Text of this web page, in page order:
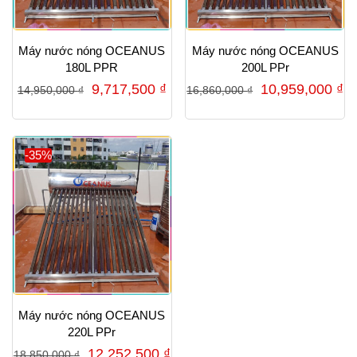
Máy nước nóng OCEANUS
180L PPR
14,950,000₫
Giá
là:
14,950,000 ₫.
9,717,500 ₫Giá
tại
là:
9,717,500 ₫.
Máy nước nóng OCEANUS
200L PPr
16,860,000₫
Giá
10,959,000 ₫
-35%
Máy nước nóng OCEANUS
220L PPr
18,850,000₫ Giá
12,252,500 ₫Giá